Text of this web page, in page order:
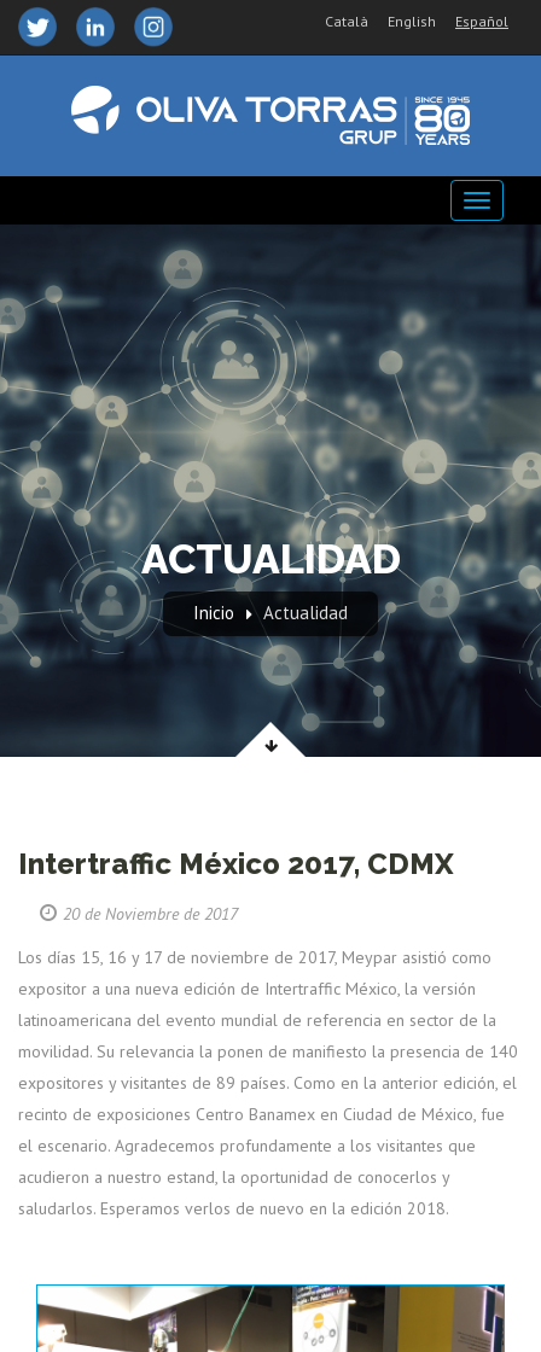
Català English Español
ACTUALIDAD
Inicio Actualidad
Intertraffic México 2017, CDMX
20 de Noviembre de 2017
Los días 15, 16 y 17 de noviembre de 2017, Meypar asistió como
expositor a una nueva edición de Intertraffic México, la versión
latinoamericana del evento mundial de referencia en sector de la
movilidad. Su relevancia la ponen de manifiesto la presencia de 140
expositores y visitantes de 89 países. Como en la anterior edición, el
recinto de exposiciones Centro Banamex en Ciudad de México, fue
el escenario. Agradecemos profundamente a los visitantes que
acudieron a nuestro estand, la oportunidad de conocerlos y
saludarlos. Esperamos verlos de nuevo en la edición 2018.